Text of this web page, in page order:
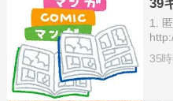
39
1.
山
35